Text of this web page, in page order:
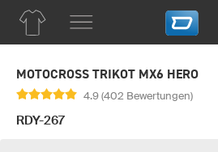
MOTOCROSS TRIKOT MX6 HERO
4.9 (402 Bewertungen)
RDY-267